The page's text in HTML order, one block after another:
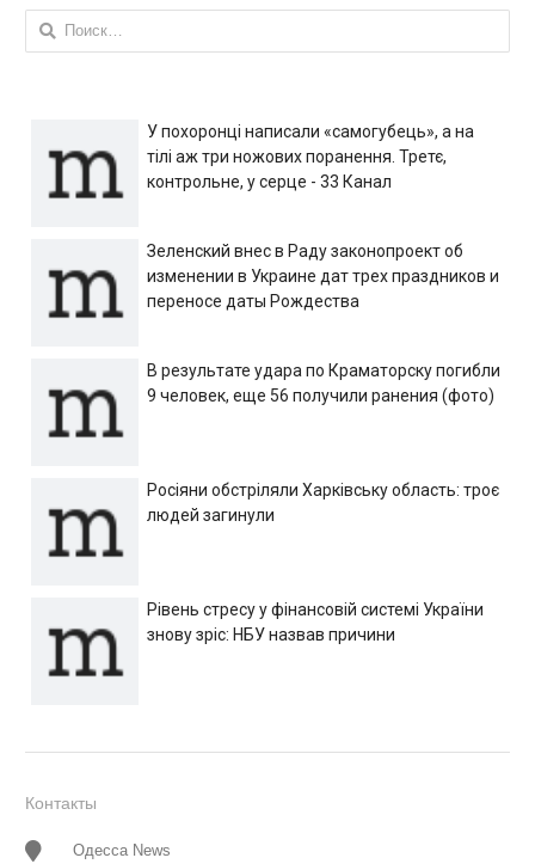
Найти:
У похоронці написали «самогубець», а на
тілі аж три ножових поранення. Третє,
контрольне, у серце - 33 Канал
Зеленский внес в Раду законопроект об
изменении в Украине дат трех праздников и
переносе даты Рождества
В результате удара по Краматорску погибли
9 человек, еще 56 получили ранения (фото)
Росіяни обстріляли Харківську область: троє
людей загинули
Рівень стресу у фінансовій системі України
знову зріс: НБУ назвав причини
Контакты
Одесса News